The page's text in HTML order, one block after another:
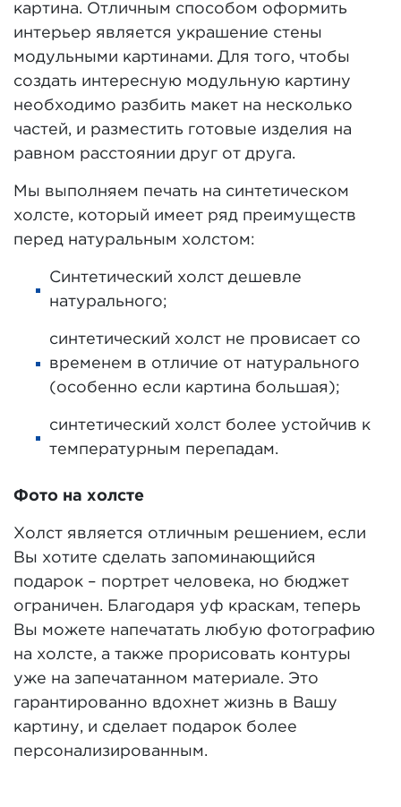
картина. Отличным способом оформить
интерьер является украшение стены
модульными картинами. Для того, чтобы
создать интересную модульную картину
необходимо разбить макет на несколько
частей, и разместить готовые изделия на
равном расстоянии друг от друга.
Мы выполняем печать на синтетическом
холсте, который имеет ряд преимуществ
перед натуральным холстом:
Синтетический холст дешевле
натурального;
синтетический холст не провисает со
временем в отличие от натурального
(особенно если картина большая);
синтетический холст более устойчив к
температурным перепадам.
Фото на холсте
Холст является отличным решением, если
Вы хотите сделать запоминающийся
подарок – портрет человека, но бюджет
ограничен. Благодаря уф краскам, теперь
Вы можете напечатать любую фотографию
на холсте, а также прорисовать контуры
уже на запечатанном материале. Это
гарантированно вдохнет жизнь в Вашу
картину, и сделает подарок более
персонализированным.